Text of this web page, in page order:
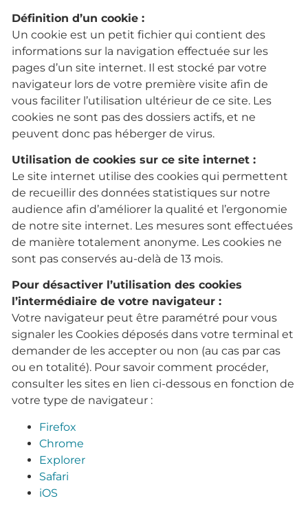
Définition d’un cookie :
Un cookie est un petit fichier qui contient des
informations sur la navigation effectuée sur les
pages d’un site internet. Il est stocké par votre
navigateur lors de votre première visite afin de
vous faciliter l’utilisation ultérieur de ce site. Les
cookies ne sont pas des dossiers actifs, et ne
peuvent donc pas héberger de virus.
Utilisation de cookies sur ce site internet :
Le site internet utilise des cookies qui permettent
de recueillir des données statistiques sur notre
audience afin d’améliorer la qualité et l’ergonomie
de notre site internet. Les mesures sont effectuées
de manière totalement anonyme. Les cookies ne
sont pas conservés au-delà de 13 mois.
Pour désactiver l’utilisation des cookies
l’intermédiaire de votre navigateur :
Votre navigateur peut être paramétré pour vous
signaler les Cookies déposés dans votre terminal et
demander de les accepter ou non (au cas par cas
ou en totalité). Pour savoir comment procéder,
consulter les sites en lien ci-dessous en fonction de
votre type de navigateur :
Firefox
Chrome
Explorer
Safari
iOS